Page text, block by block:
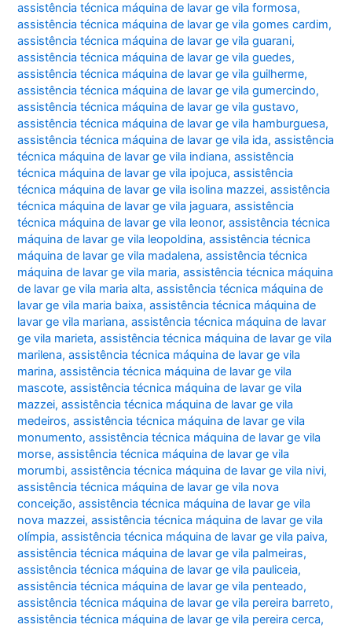
assistência técnica máquina de lavar ge vila formosa,
assistência técnica máquina de lavar ge vila gomes cardim,
assistência técnica máquina de lavar ge vila guarani,
assistência técnica máquina de lavar ge vila guedes,
assistência técnica máquina de lavar ge vila guilherme,
assistência técnica máquina de lavar ge vila gumercindo,
assistência técnica máquina de lavar ge vila gustavo,
assistência técnica máquina de lavar ge vila hamburguesa,
assistência técnica máquina de lavar ge vila ida,assistência
técnica máquina de lavar ge vila indiana,assistência
técnica máquina de lavar ge vila ipojuca,assistência
técnica máquina de lavar ge vila isolina mazzei,assistência
técnica máquina de lavar ge vila jaguara,assistência
técnica máquina de lavar ge vila leonor,assistência técnica
máquina de lavar ge vila leopoldina,assistência técnica
máquina de lavar ge vila madalena,assistência técnica
máquina de lavar ge vila maria,assistência técnica máquina
de lavar ge vila maria alta,assistência técnica máquina de
lavar ge vila maria baixa,assistência técnica máquina de
lavar ge vila mariana,assistência técnica máquina de lavar
ge vila marieta,assistência técnica máquina de lavar ge vila
marilena,assistência técnica máquina de lavar ge vila
marina,assistência técnica máquina de lavar ge vila
mascote,assistência técnica máquina de lavar ge vila
mazzei,assistência técnica máquina de lavar ge vila
medeiros,assistência técnica máquina de lavar ge vila
monumento,assistência técnica máquina de lavar ge vila
morse,assistência técnica máquina de lavar ge vila
morumbi,assistência técnica máquina de lavar ge vila nivi,
assistência técnica máquina de lavar ge vila nova
conceição,assistência técnica máquina de lavar ge vila
nova mazzei,assistência técnica máquina de lavar ge vila
olímpia,assistência técnica máquina de lavar ge vila paiva,
assistência técnica máquina de lavar ge vila palmeiras,
assistência técnica máquina de lavar ge vila pauliceia,
assistência técnica máquina de lavar ge vila penteado,
assistência técnica máquina de lavar ge vila pereira barreto,
assistência técnica máquina de lavar ge vila pereira cerca,